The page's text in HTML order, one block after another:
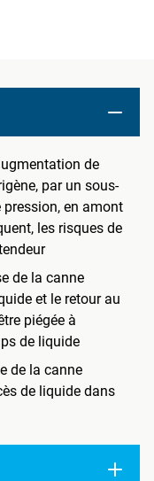
de
par un sous-
en amont
les risques de
de la canne
et le retour au
piégée à
de liquide
de la canne
de liquide dans